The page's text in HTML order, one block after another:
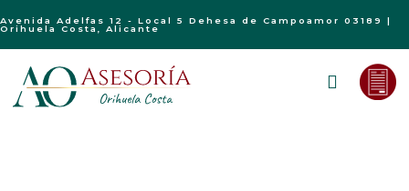
Avenida Adelfas 12 - Local 5 Dehesa de Campoamor 03189 |
Orihuela Costa, Alicante